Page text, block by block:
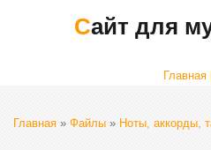
Сайт для
Главная |
Главная » Файлы » Ноты, аккорды,